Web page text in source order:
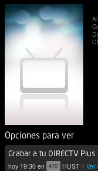
Opciones para ver
Grabar a tu DIRECTV Plus
hoy 19:30 en 470 HUST // Ver